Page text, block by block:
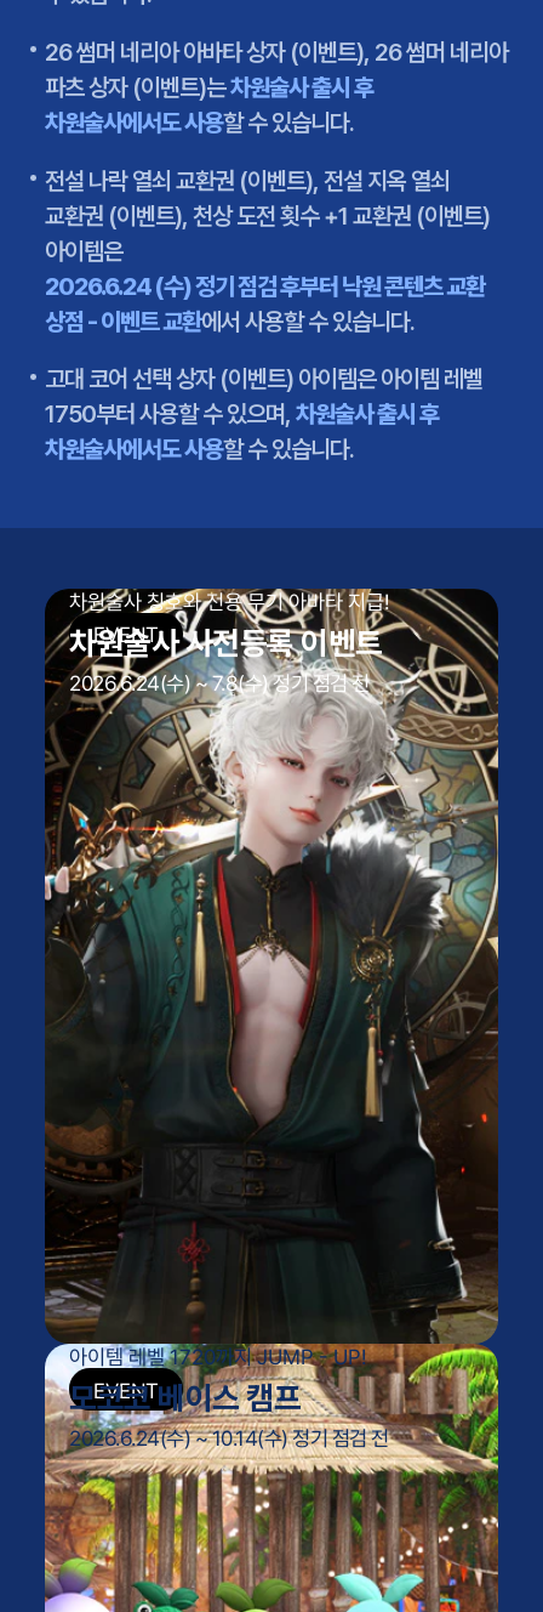
26 썸머 네리아 아바타 상자 (이벤트), 26 썸머 네리아
파츠 상자 (이벤트)는차원술사 출시 후
차원술사에서도 사용할 수 있습니다.
전설 나락 열쇠 교환권 (이벤트), 전설 지옥 열쇠
교환권 (이벤트), 천상 도전 횟수 +1 교환권 (이벤트)
아이템은
2026.6.24 (수) 정기 점검 후부터 낙원 콘텐츠 교환
상점 - 이벤트 교환에서 사용할 수 있습니다.
고대 코어 선택 상자 (이벤트) 아이템은 아이템 레벨
1750부터 사용할 수 있으며,차원술사 출시 후
차원술사에서도 사용할 수 있습니다.
차원술사 칭호와 전용 무기 아바타 지급!
차원술사 사전등록 이벤트
2026.6.24(수) ~ 7.8(수) 정기 점검 전
아이템 레벨 1720까지 JUMP - UP!
모코코 베이스 캠프
2026.6.24(수) ~ 10.14(수) 정기 점검 전